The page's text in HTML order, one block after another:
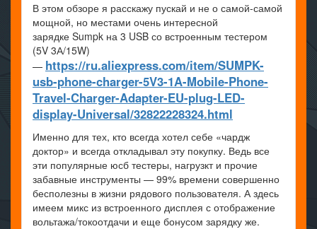
В этом обзоре я расскажу пускай и не о самой-самой
мощной, но местами очень интересной
зарядке Sumpk на 3 USB со встроенным тестером
(5V 3А/15W)
— https://ru.aliexpress.com/item/SUMPK-
usb-phone-charger-5V3-1A-Mobile-Phone-
Travel-Charger-Adapter-EU-plug-LED-
display-Universal/32822228324.html
Именно для тех, кто всегда хотел себе «чардж
доктор» и всегда откладывал эту покупку. Ведь все
эти популярные юсб тестеры, нагрузкт и прочие
забавные инструменты — 99% времени совершенно
бесполезны в жизни рядового пользователя. А здесь
имеем микс из встроенного дисплея с отображение
вольтажа/токоотдачи и еще бонусом зарядку же.